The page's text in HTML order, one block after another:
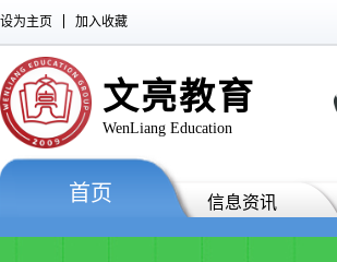
设为主页 加入收藏
文亮教育
WenLiang Education
首页 信息资讯